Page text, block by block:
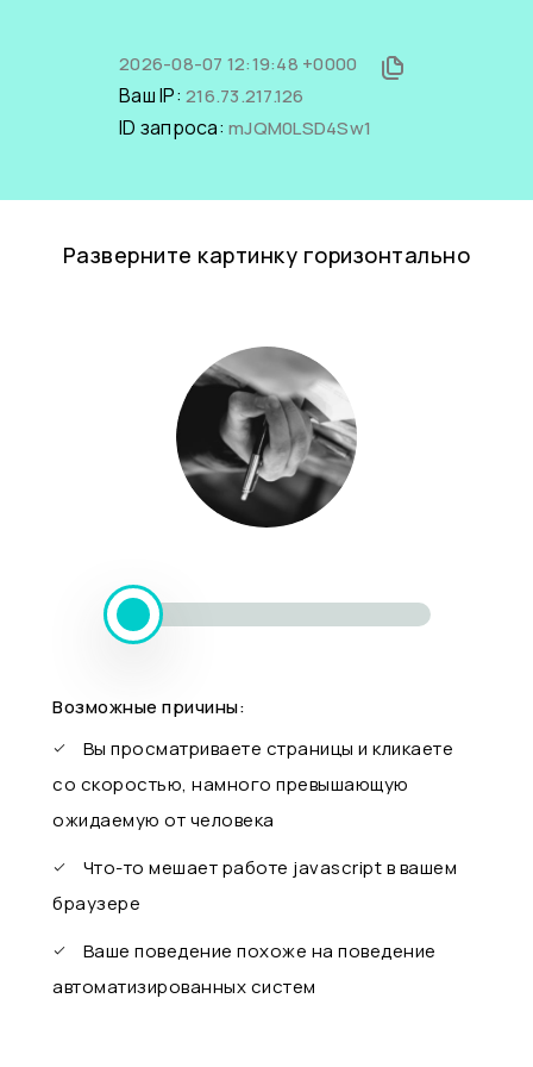
2026-08-07 12:19:48 +0000
Ваш IP: 216.73.217.126
ID запроса: mJQM0LSD4Sw1
Разверните картинку горизонтально
Возможные причины:
Вы просматриваете страницы и кликаете
со скоростью, намного превышающую
ожидаемую от человека
Что-то мешает работе javascript в вашем
браузере
Ваше поведение похоже на поведение
автоматизированных систем